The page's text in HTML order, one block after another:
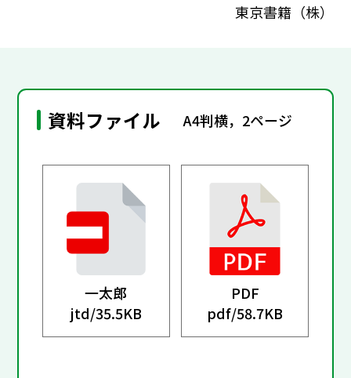
東京書籍（株）
資料ファイル A4判横，2ページ
一太郎
jtd/35.5KB
PDF
pdf/58.7KB